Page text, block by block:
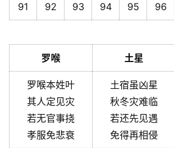
91 92 93 94 95 96
罗喉 土星
罗喉本姓叶
其人定见灾
若无官事挠
孝服免悲衰
土宿虽凶星
秋冬灾难临
若还先见遇
免得再相侵